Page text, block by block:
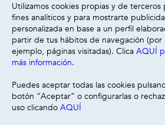
Filtrar
Información
Aviso legal
Política de privacidad
Política de cookies
Utilizamos cookies propias y de terceros
fines analíticos y para mostrarte
personalizada en base a un perfil
partir de tus hábitos de navegación (por
ejemplo, páginas visitadas). Clica AQUÍ
más información.
Puedes aceptar todas las cookies
botón “Aceptar” o configurarlas o
uso clicando AQUÍ